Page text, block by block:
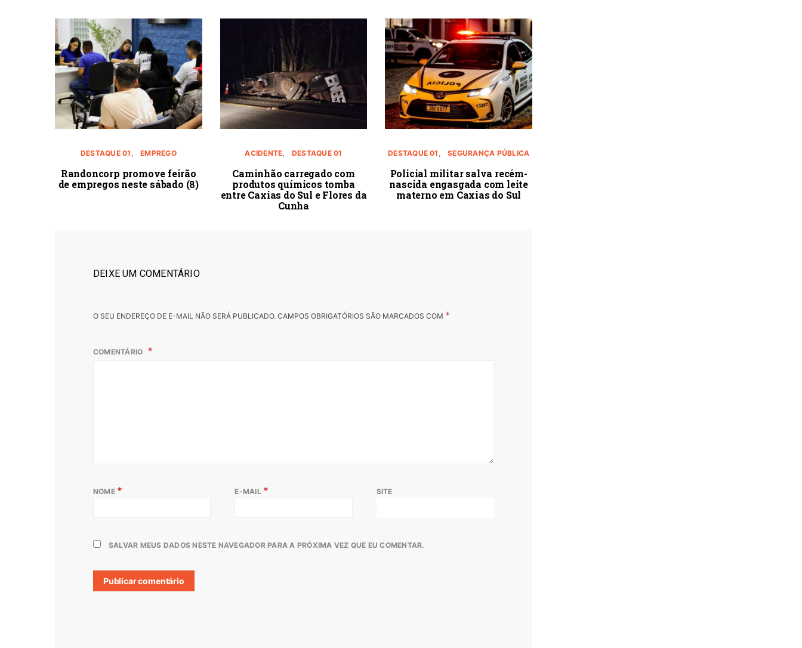
DESTAQUE 01 EMPREGO
Randoncorp promove feirão
de empregos neste sábado (8)
ACIDENTE DESTAQUE 01
Caminhão carregado com
produtos químicos tomba
entre Caxias do Sul e Flores da
Cunha
DESTAQUE 01 SEGURANÇA PÚBLICA
Policial militar salva recém-
nascida engasgada com leite
materno em Caxias do Sul
DEIXE UM COMENTÁRIO
O SEU ENDEREÇO DE E-MAIL NÃO SERÁ PUBLICADO. CAMPOS OBRIGATÓRIOS SÃO MARCADOS COM *
COMENTÁRIO
NOME * E-MAIL * SITE
SALVAR MEUS DADOS NESTE NAVEGADOR PARA A PRÓXIMA VEZ QUE EU COMENTAR.